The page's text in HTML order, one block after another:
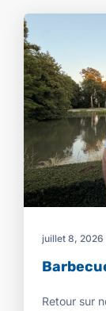
juillet 8, 2026
Retour sur